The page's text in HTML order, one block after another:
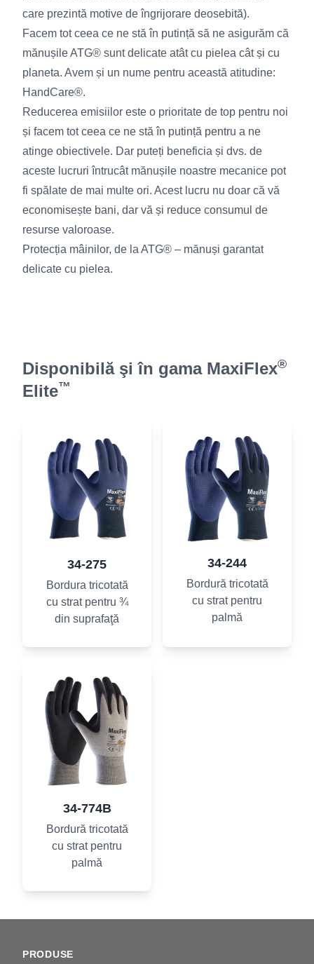
care prezintă motive de îngrijorare deosebită).
Facem tot ceea ce ne stă în putință să ne asigurăm că
mănușile ATG® sunt delicate atât cu pielea cât și cu
planeta. Avem și un nume pentru această atitudine:
HandCare®.
Reducerea emisiilor este o prioritate de top pentru noi
și facem tot ceea ce ne stă în putință pentru a ne
atinge obiectivele. Dar puteți beneficia și dvs. de
aceste lucruri întrucât mănușile noastre mecanice pot
fi spălate de mai multe ori. Acest lucru nu doar că vă
economisește bani, dar vă și reduce consumul de
resurse valoroase.
Protecția mâinilor, de la ATG® – mănuși garantat
delicate cu pielea.
Disponibilă şi în gama MaxiFlex®
Elite™
34-275
Bordura tricotată
cu strat pentru ¾
din suprafaţă
34-244
Bordură tricotată
cu strat pentru
palmă
34-774B
Bordură tricotată
cu strat pentru
palmă
PRODUSE